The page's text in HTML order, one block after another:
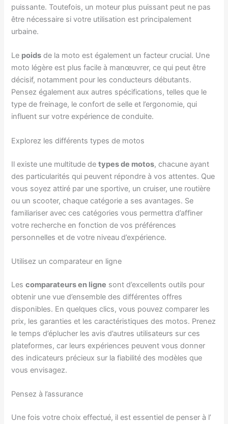
puissante. Toutefois, un moteur plus puissant peut ne pas
être nécessaire si votre utilisation est principalement
urbaine.
Le poids de la moto est également un facteur crucial. Une
moto légère est plus facile à manœuvrer, ce qui peut être
décisif, notamment pour les conducteurs débutants.
Pensez également aux autres spécifications, telles que le
type de freinage, le confort de selle et l’ergonomie, qui
influent sur votre expérience de conduite.
Explorez les différents types de motos
Il existe une multitude detypes de motos, chacune ayant
des particularités qui peuvent répondre à vos attentes. Que
vous soyez attiré par une sportive, un cruiser, une routière
ou un scooter, chaque catégorie a ses avantages. Se
familiariser avec ces catégories vous permettra d’affiner
votre recherche en fonction de vos préférences
personnelles et de votre niveau d’expérience.
Utilisez un comparateur en ligne
Lescomparateurs en ligne sont d’excellents outils pour
obtenir une vue d’ensemble des différentes offres
disponibles. En quelques clics, vous pouvez comparer les
prix, les garanties et les caractéristiques des motos. Prenez
le temps d’éplucher les avis d’autres utilisateurs sur ces
plateformes, car leurs expériences peuvent vous donner
des indicateurs précieux sur la fiabilité des modèles que
vous envisagez.
Pensez à l’assurance
Une fois votre choix effectué, il est essentiel de penser à l’